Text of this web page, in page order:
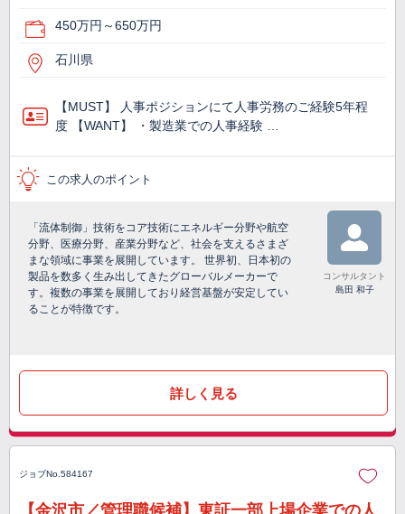
450万円～650万円
石川県
【MUST】 人事ポジションにて人事労務のご経験5年程
度 【WANT】 ・製造業での人事経験 …
この求人のポイント
「流体制御」技術をコア技術にエネルギー分野や航空
分野、医療分野、産業分野など、社会を支えるさまざ
まな領域に事業を展開しています。 世界初、日本初の
製品を数多く生み出してきたグローバルメーカーで
す。複数の事業を展開しており経営基盤が安定してい
ることが特徴です。
コンサルタント
島田 和子
詳しく見る
ジョブNo.584167